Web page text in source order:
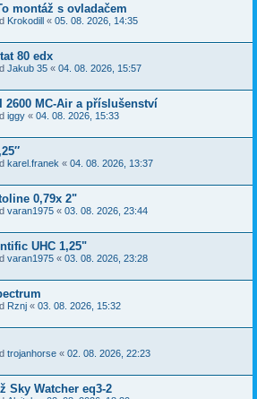
montáž s ovladačem
Krokodill « 05. 08. 2026, 14:35
80 edx
Jakub 35 « 04. 08. 2026, 15:57
2600 MC-Air a příslušenství
iggy « 04. 08. 2026, 15:33
karel.franek « 04. 08. 2026, 13:37
0,79x 2"
varan1975 « 03. 08. 2026, 23:44
UHC 1,25"
varan1975 « 03. 08. 2026, 23:28
Rznj « 03. 08. 2026, 15:32
trojanhorse « 02. 08. 2026, 22:23
Sky Watcher eq3-2